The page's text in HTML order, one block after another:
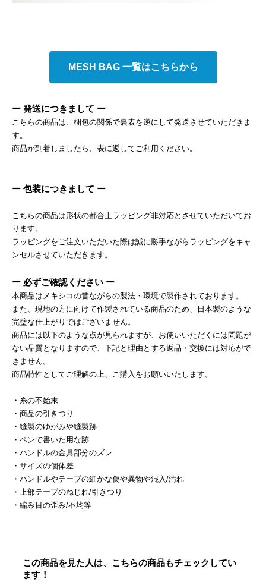
MESH BAG 一覧はこちらから
ー 発送につきまして ー
こちらの商品は、梱包の関係で裏表を逆にして発送させていただきま
す。
商品が到着しましたら、表に返してご利用ください。
ー 包装につきまして ー
こちらの商品は形状の都合上ラッピング非対応とさせていただいてお
ります。
ラッピングをご注文いただいた際は誠に勝手ながらラッピングをキャ
ンセルさせていただきます。
ー 必ずご確認ください ー
本商品はメキシコの昔ながらの製法・環境で製作されております。
また、現地の方に向けて作製されている商品のため、日本製のような
完璧な仕上がりではございません。
商品には以下のような点が見られますが、お使いいただくには問題が
ない品質となりますので、下記と理由とする返品・交換には対応がで
きません。
商品特性としてご理解の上、ご購入をお願いいたします。
・糸の不始末
・商品の引きつり
・縫製のゆがみや縫製跡
・ペンで書いた用な跡
・ハンドルの金具部分のズレ
・サイズの個体差
・ハンドルやテープの細かな傷や異物や混入/汚れ
・上部テープのねじれ/引きつり
・編み目の歪み/不均等
この商品を見た人は、こちらの商品もチェックしてい
ます！